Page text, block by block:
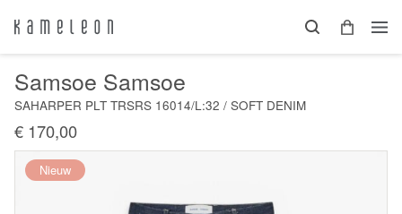
Samsoe Samsoe
SAHARPER PLT TRSRS 16014/L:32 / SOFT DENIM
€ 170,00
Nieuw